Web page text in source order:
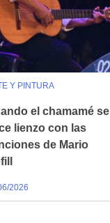
Y PINTURA
el chamamé se
lienzo con las
de Mario
2026